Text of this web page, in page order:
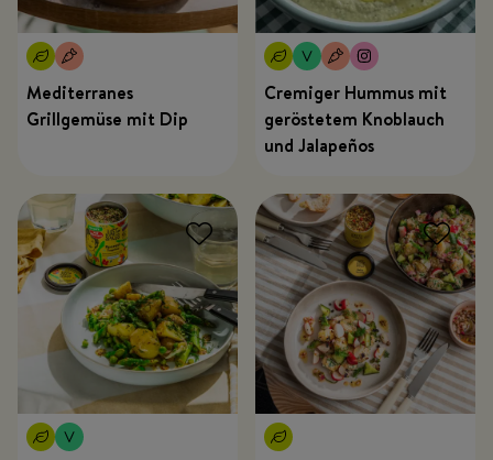
Mediterranes
Grillgemüse mit Dip
Cremiger Hummus mit
geröstetem Knoblauch
und Jalapeños